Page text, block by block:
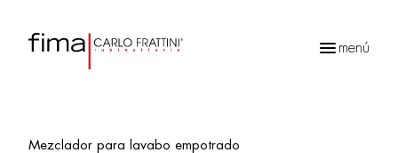
menú
Mezclador para lavabo empotrado